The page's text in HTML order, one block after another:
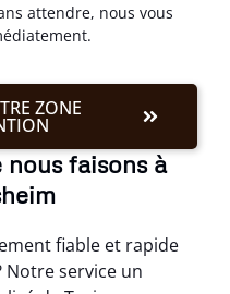
attendre, nous vous
ZONE
nous faisons à
fiable et rapide
Notre service un